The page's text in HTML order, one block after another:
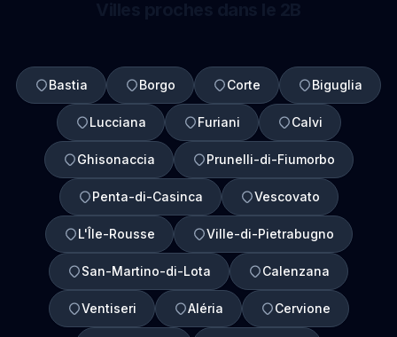
Bastia Borgo Corte Biguglia
Lucciana Furiani Calvi
Ghisonaccia Prunelli-di-Fiumorbo
Penta-di-Casinca Vescovato
L'Île-Rousse Ville-di-Pietrabugno
San-Martino-di-Lota Calenzana
Ventiseri Aléria Cervione